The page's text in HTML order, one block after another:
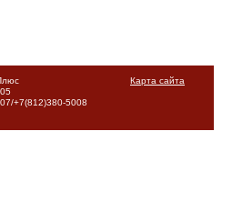
Карта сайта
+7(812)380-5008